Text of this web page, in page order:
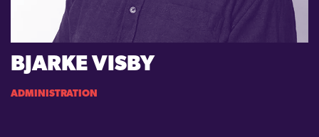
BJARKE VISBY
ADMINISTRATION